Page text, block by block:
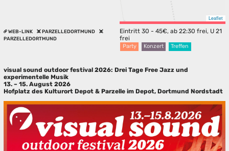
Leaflet
WEB-LINK
PARZELLEDORTMUND
PARZELLEDORTMUND
Eintritt 30 - 45€, ab 22:30 frei, U 21
frei
Party Konzert Treffen
visual sound outdoor festival 2026: Drei Tage Free Jazz und
experimentelle Musik
13. – 15. August 2026
Hofplatz des Kulturort Depot & Parzelle im Depot, Dortmund Nordstadt